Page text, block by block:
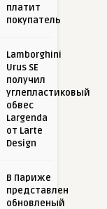
платит
покупатель
Lamborghini
Urus SE
получил
углепластиковый
обвес
Largenda
от Larte
Design
В Париже
представлен
обновленый